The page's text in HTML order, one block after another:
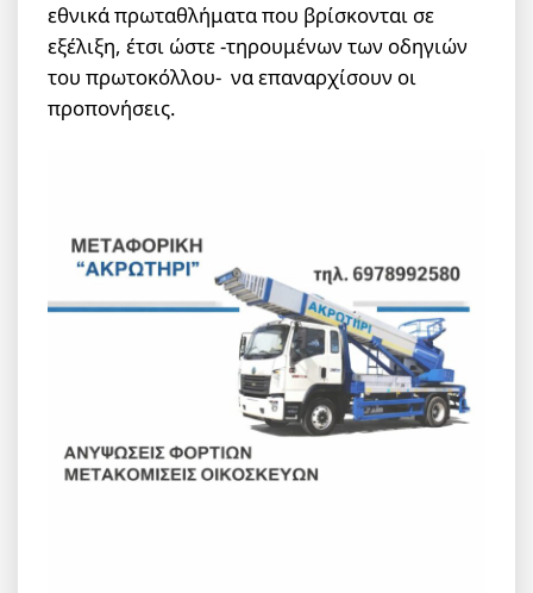
εθνικά πρωταθλήματα που βρίσκονται σε
εξέλιξη, έτσι ώστε -τηρουμένων των οδηγιών
του πρωτοκόλλου- να επαναρχίσουν οι
προπονήσεις.